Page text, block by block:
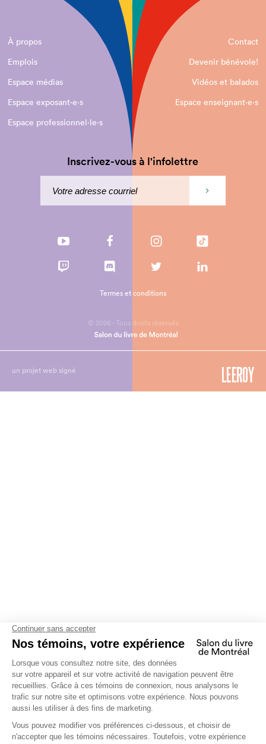
À propos
Contact
Emplois
Devenir bénévole!
Espace médias
Vidéos et balados
Espace exposant·e⋅s
Espace enseignant·e⋅s
Espace professionnel·le⋅s
Inscrivez-vous à l'infolettre
© 2026 - Tous droits réservés
Termes et conditions
un projet web signé